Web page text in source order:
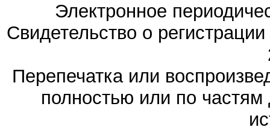
Электронное
Свидетельство о
Перепечатка или
полностью или по частям